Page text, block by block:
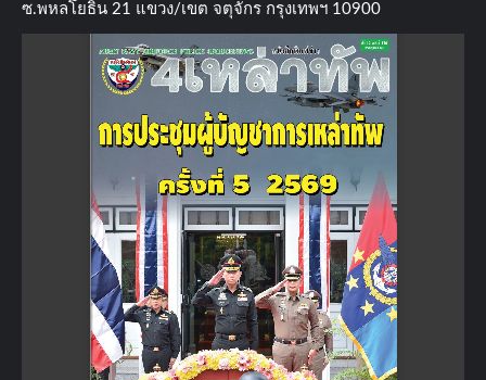
ซ.พหลโยธิน​ 21​ แขวง/เขต​ จตุจักร​ กรุงเทพฯ 10900